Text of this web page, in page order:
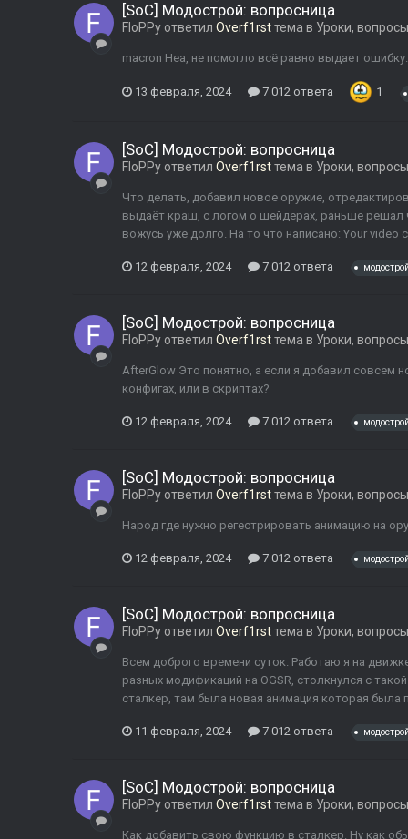
[SoC] Модострой: вопросница
FloPPy ответил Overf1rstтема в Уроки,
macron Неа, не помогло всё равно выдает
13 февраля, 2024 7 012 ответа 1
[SoC] Модострой: вопросница
FloPPy ответил Overf1rstтема в Уроки,
Что делать, добавил новое оружие,
выдаёт краш, с логом о шейдерах, раньше решал
вожусь уже долго. На то что написано: Your video
12 февраля, 2024 7 012 ответа
[SoC] Модострой: вопросница
FloPPy ответил Overf1rstтема в Уроки,
AfterGlow Это понятно, а если я добавил совсем
конфигах, или в скриптах?
12 февраля, 2024 7 012 ответа
[SoC] Модострой: вопросница
FloPPy ответил Overf1rstтема в Уроки,
Народ где нужно регестрировать анимацию на
12 февраля, 2024 7 012 ответа
[SoC] Модострой: вопросница
FloPPy ответил Overf1rstтема в Уроки,
Всем доброго времени суток. Работаю я на
разных модификаций на OGSR, столкнулся с
сталкер, там была новая анимация которая была
11 февраля, 2024 7 012 ответа
[SoC] Модострой: вопросница
FloPPy ответил Overf1rstтема в Уроки,
Как добавить свою функцию в сталкер. Ну как